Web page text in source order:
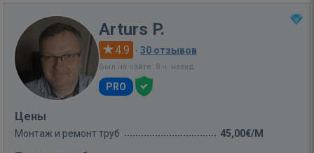
Arturs P.
4.9 · 30 отзывов
Был на сайте: 8 ч. назад
PRO
Цены
Монтаж и ремонт труб 45,00€/M